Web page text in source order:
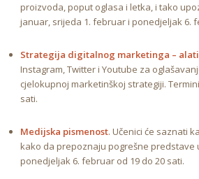
proizvoda, poput oglasa i letka, i tako
januar, srijeda 1. februar i ponedjeljak 6.
Strategija digitalnog marketinga –
Instagram, Twitter i Youtube za
cjelokupnoj marketinškoj strategiji.
sati.
Medijska pismenost. Učenici će saznati
kako da prepoznaju pogrešne predstave
ponedjeljak 6. februar od 19 do 20 sati.